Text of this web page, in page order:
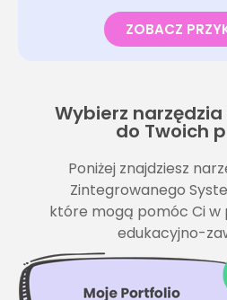
ZOBACZ
Wybierz
do Twoich
Poniżej znajdziesz
Zintegrowanego
które mogą pomóc Ci w
edukacyjno-